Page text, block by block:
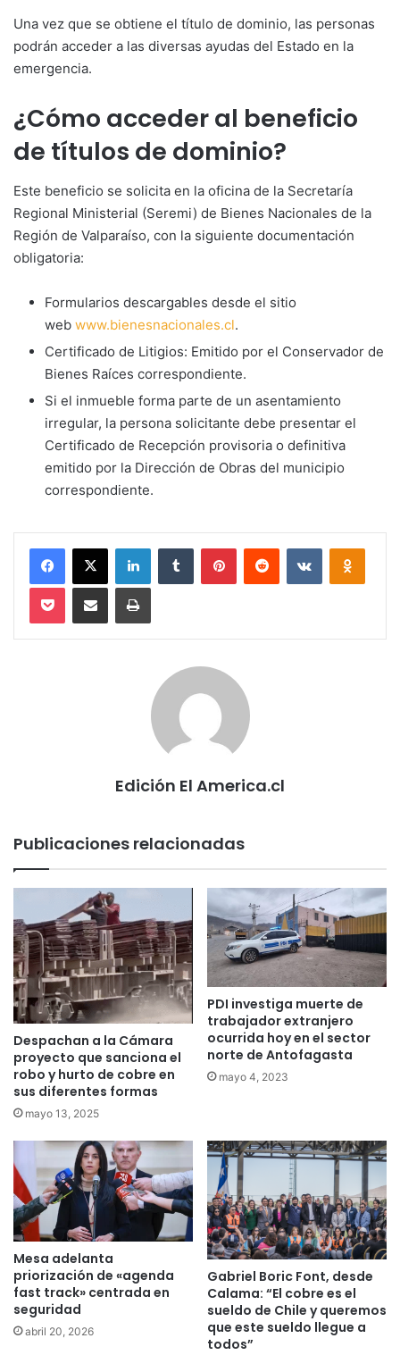
Una vez que se obtiene el título de dominio, las personas
podrán acceder a las diversas ayudas del Estado en la
emergencia.
¿Cómo acceder al beneficio
de títulos de dominio?
Este beneficio se solicita en la oficina de la Secretaría
Regional Ministerial (Seremi) de Bienes Nacionales de la
Región de Valparaíso, con la siguiente documentación
obligatoria:
Formularios descargables desde el sitio
web www.bienesnacionales.cl.
Certificado de Litigios: Emitido por el Conservador de
Bienes Raíces correspondiente.
Si el inmueble forma parte de un asentamiento
irregular, la persona solicitante debe presentar el
Certificado de Recepción provisoria o definitiva
emitido por la Dirección de Obras del municipio
correspondiente.
Facebook
X LinkedInTumblr PinterestReddit VKontakte
Pocket Compartir via email Imprimir
Edición El America.cl
Publicaciones relacionadas
Despachan a la Cámara
proyecto que sanciona el
robo y hurto de cobre en
sus diferentes formas
mayo 13, 2025
PDI investiga muerte de
trabajador extranjero
ocurrida hoy en el sector
norte de Antofagasta
mayo 4, 2023
Mesa adelanta
priorización de «agenda
fast track» centrada en
seguridad
abril 20, 2026
Gabriel Boric Font, desde
Calama: “El cobre es el
sueldo de Chile y queremos
que este sueldo llegue a
todos”